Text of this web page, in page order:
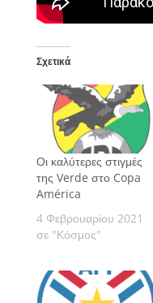
Σχετικά
Οι καλύτερες στιγμές
της Verde στο Copa
América
4 Φεβρουαρίου 2021
σε "Κόσμος"